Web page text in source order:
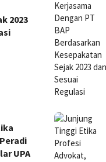
2023
UPA